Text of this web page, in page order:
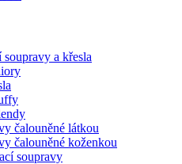
soupravy a křesla
čalouněné látkou
čalouněné koženkou
soupravy